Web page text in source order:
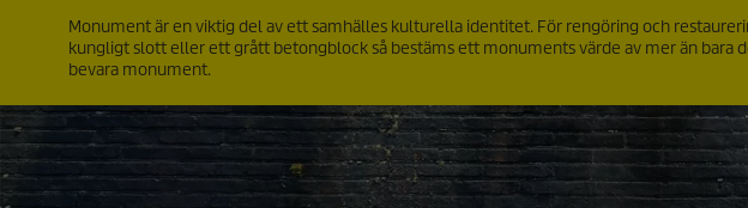
Monument är en viktig del av ett samhälles kulturella identitet. För rengöring och
kungligt slott eller ett grått betongblock så bestäms ett monuments värde av mer än bara
bevara monument.